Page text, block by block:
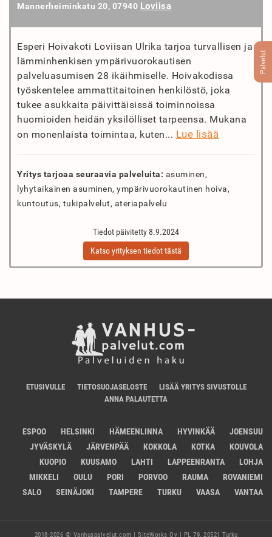
Palvelut
Mannerheiminkatu 20, 07940 Loviisa
Esperi Hoivakoti Loviisan Ulrika tarjoa turvallisen ja
lämminhenkisen ympärivuorokautisen
palveluasumisen 28 ikäihmiselle. Hoivakodissa
työskentelee ammattitaitoinen henkilöstö, joka
tukee asukkaita päivittäisissä toiminnoissa
huomioiden heidän yksilölliset tarpeensa. Mukana
on monenlaista toimintaa, kuten... Lue lisää
Yritys tarjoaa seuraavia palveluita: asuminen,
lyhytaikainen asuminen, ympärivuorokautinen hoiva,
kuntoutus, tukipalvelut, ateriapalvelu
Tiedot päivitetty 8.9.2024
Katso yrityksen tiedot tästä
ETUSIVULLE TIETOSUOJASELOSTE
LISÄÄ YRITYS SIVUSTOLLE
ANNA PALAUTETTA
ESPOO HELSINKI HÄMEENLINNA HYVINKÄÄ
JOENSUU
JYVÄSKYLÄ
JÄRVENPÄÄ KOKKOLA KOTKA
KOUVOLA
KUOPIO
KUUSAMO LAHTI LAPPEENRANTA
LOHJA
MIKKELI
OULU PORI PORVOO RAUMA
ROVANIEMI
SALO
SEINÄJOKI TAMPERE TURKU VAASA VANTAA
2018-2026 © Vanhuspalvelut.com | SiteWorks Oy | PL 79, 20521 Turku